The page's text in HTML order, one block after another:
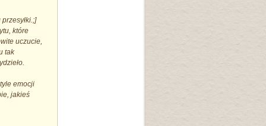
które
uczucie,
tak
emocji
jakieś